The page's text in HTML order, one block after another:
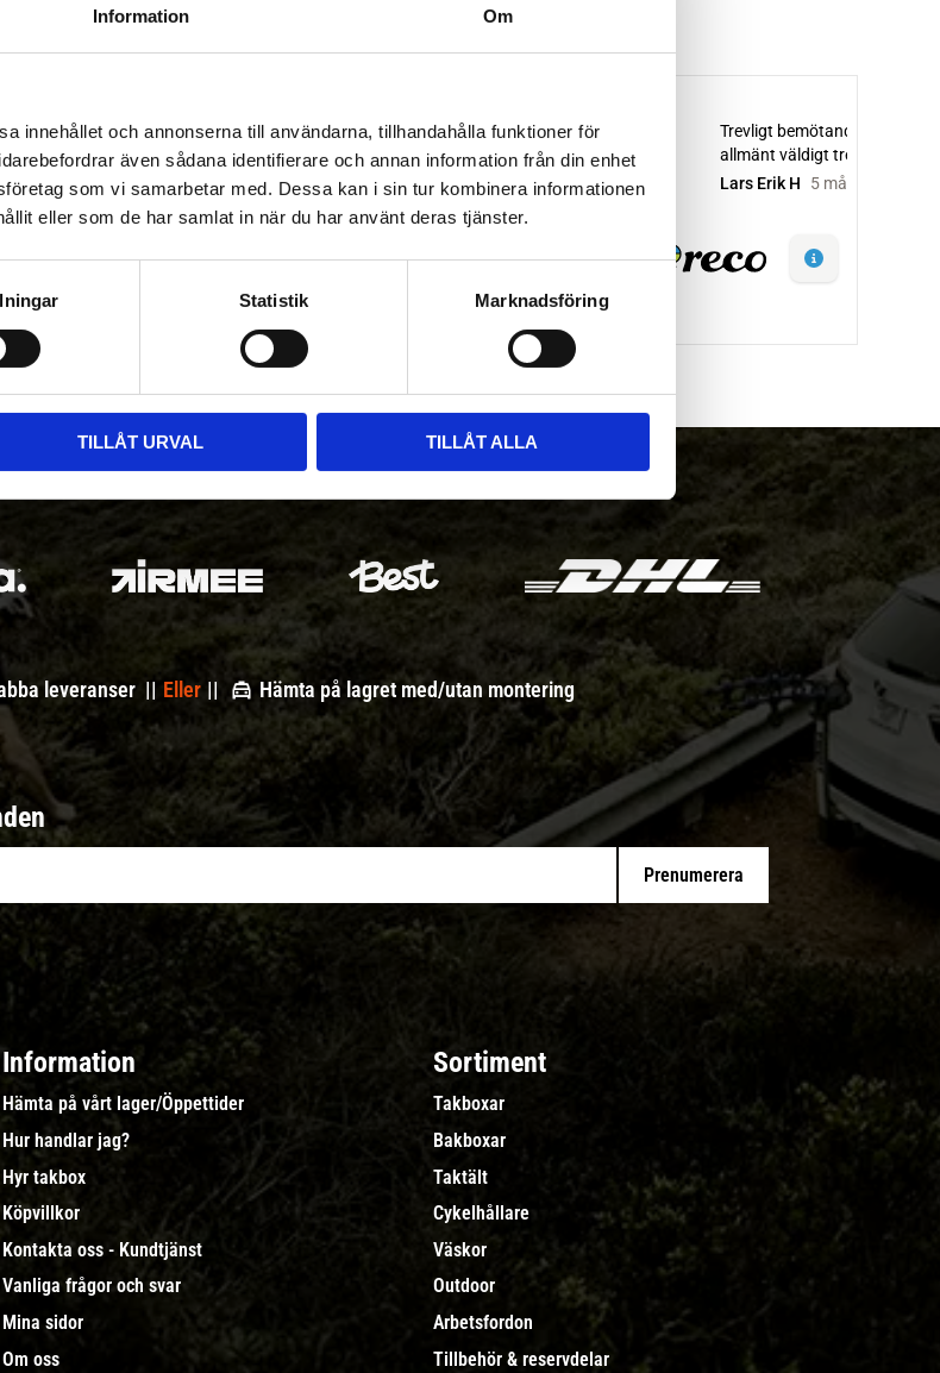
Information Om
innehållet och annonserna till användarna, tillhandahålla funktioner för
även sådana identifierare och annan information från din enhet
som vi samarbetar med. Dessa kan i sin tur kombinera informationen
eller som de har samlat in när du har använt deras tjänster.
Statistik Marknadsföring
TILLÅT URVAL TILLÅT ALLA
leveranser || Eller || Hämta på lagret med/utan montering
Prenumerera
Information
Hämta på vårt lager/Öppettider
Hur handlar jag?
Hyr takbox
Köpvillkor
Kontakta oss - Kundtjänst
Vanliga frågor och svar
Mina sidor
Om oss
Sortiment
Takboxar
Bakboxar
Taktält
Cykelhållare
Väskor
Outdoor
Arbetsfordon
Tillbehör & reservdelar